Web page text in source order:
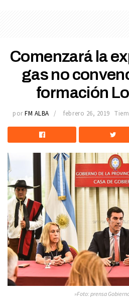
Comenzará la
gas no
formación
por FM ALBA febrero 26, 2019
»Foto: prensa